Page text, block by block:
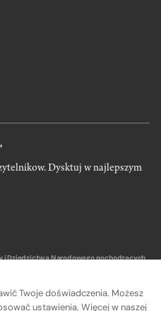
Dysktuj w najlepszym
i Dziedzictwa Narodowego pochodzących
Twoje doświadczenia. Możesz
ustawienia. Więcej w naszej